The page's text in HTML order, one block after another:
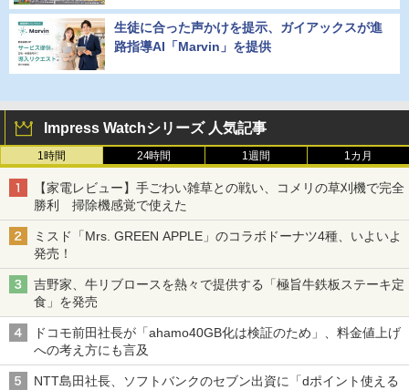
生徒に合った声かけを提示、ガイアックスが進
路指導AI「Marvin」を提供
Impress Watchシリーズ 人気記事
1時間 24時間 1週間 1カ月
【家電レビュー】手ごわい雑草との戦い、コメリの草刈機で完全
勝利 掃除機感覚で使えた
ミスド「Mrs. GREEN APPLE」のコラボドーナツ4種、いよいよ
発売！
吉野家、牛リブロースを熱々で提供する「極旨牛鉄板ステーキ定
食」を発売
ドコモ前田社長が「ahamo40GB化は検証のため」、料金値上げ
への考え方にも言及
NTT島田社長、ソフトバンクのセブン出資に「dポイント使える